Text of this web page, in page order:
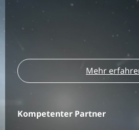
Mehr
Kompetenter Partner